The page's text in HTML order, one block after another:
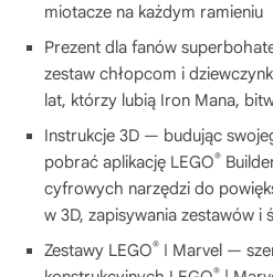
miotacze na każdym ramieniu
Prezent dla fanów
zestaw chłopcom i
lat, którzy lubią Iron Mana,
Instrukcje 3D — budując
pobrać aplikację LEGO®
cyfrowych narzędzi do
w 3D, zapisywania zestawów i
Zestawy LEGO® ǀ Marvel —
®